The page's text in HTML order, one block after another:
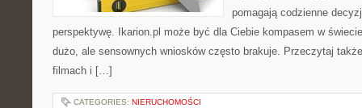
pomagają codzienne
perspektywę. Ikarion.pl może być dla Ciebie kompasem w
dużo, ale sensownych wniosków często brakuje. Przeczytaj
filmach i […]
CATEGORIES: NIERUCHOMOŚCI